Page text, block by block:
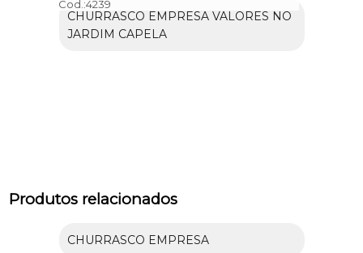
Cod.:4239
CHURRASCO EMPRESA VALORES NO
JARDIM CAPELA
Produtos relacionados
CHURRASCO EMPRESA